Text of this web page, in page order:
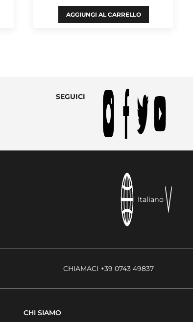
AGGIUNGI AL CARRELLO
SEGUICI
Italiano
CHIAMACI +39 0743 49837
CHI SIAMO